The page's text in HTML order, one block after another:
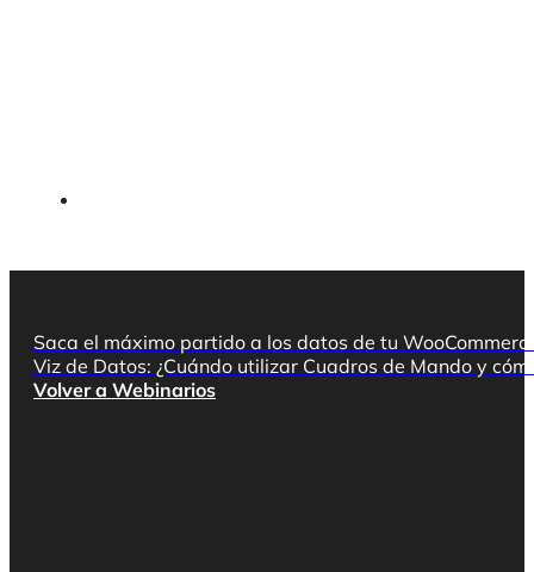
Saca el máximo partido a los datos de tu
Viz de Datos: ¿Cuándo utilizar Cuadros de Mando y
Volver a Webinarios